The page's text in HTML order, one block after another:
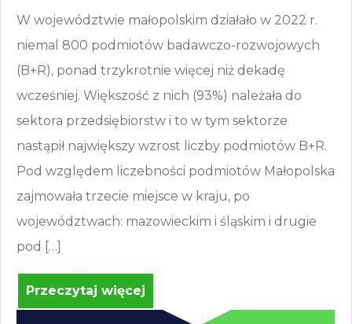
W województwie małopolskim działało w 2022 r.
niemal 800 podmiotów badawczo-rozwojowych
(B+R), ponad trzykrotnie więcej niż dekadę
wcześniej. Większość z nich (93%) należała do
sektora przedsiębiorstw i to w tym sektorze
nastąpił największy wzrost liczby podmiotów B+R.
Pod względem liczebności podmiotów Małopolska
zajmowała trzecie miejsce w kraju, po
województwach: mazowieckim i śląskim i drugie
pod […]
Przeczytaj więcej